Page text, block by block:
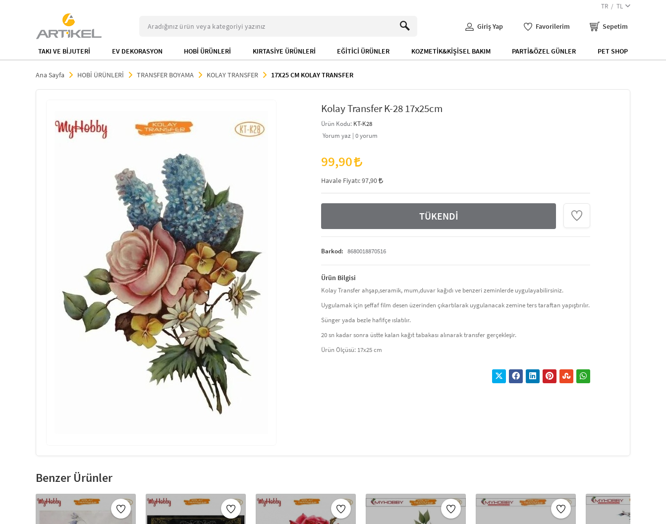
TR TL
Giriş Yap Favorilerim Sepetim
TAKI VE BİJUTERİ EV DEKORASYON HOBİ ÜRÜNLERİ KIRTASİYE ÜRÜNLERİ EĞİTİCİ ÜRÜNLER KOZMETİK&KİŞİSEL BAKIM PARTİ&ÖZEL GÜNLER PET SHOP
Ana Sayfa HOBİ ÜRÜNLERİ TRANSFER BOYAMA KOLAY TRANSFER 17X25 CM KOLAY TRANSFER
Kolay Transfer K-28 17x25cm
Ürün Kodu: KT-K28
Yorum yaz | 0yorum
99,90
Havale Fiyatı:97,90
TÜKENDİ
Barkod: 8680018870516
Ürün Bilgisi
Kolay Transfer ahşap,seramik, mum,duvar kağıdı ve benzeri zeminlerde uygulayabilirsiniz.
Uygulamak için şeffaf film desen üzerinden çıkartılarak uygulanacak zemine ters taraftan yapıştırılır.
Sünger yada bezle hafifçe ıslatılır.
20 sn kadar sonra üstte kalan kağıt tabakası alınarak transfer gerçekleşir.
Ürün Ölçüsü: 17x25 cm
Benzer Ürünler